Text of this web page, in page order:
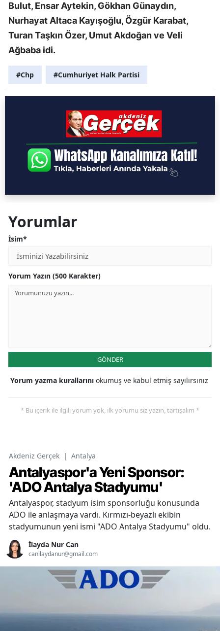
Bulut, Ensar Aytekin, Gökhan Günaydın,
Nurhayat Altaca Kayışoğlu, Özgür Karabat,
Turan Taşkın Özer, Umut Akdoğan ve Veli
Ağbaba idi.
#Chp #Cumhuriyet Halk Partisi
Yorumlar
İsim*
Yorum Yazın (500 Karakter)
GÖNDER
Yorum yazma kurallarını okumuş ve kabul etmiş sayılırsınız
* Bu içerik ile ilgili yorum yok, ilk yorumu siz yazın, tartışalım *
Akdeniz Gerçek | Antalya
Antalyaspor'a Yeni Sponsor:
'ADO Antalya Stadyumu'
Antalyaspor, stadyum isim sponsorluğu konusunda
ADO ile anlaşmaya vardı. Kırmızı-beyazlı ekibin
stadyumunun yeni ismi "ADO Antalya Stadyumu" oldu.
İlayda Nur Can
canilaydanur@gmail.com